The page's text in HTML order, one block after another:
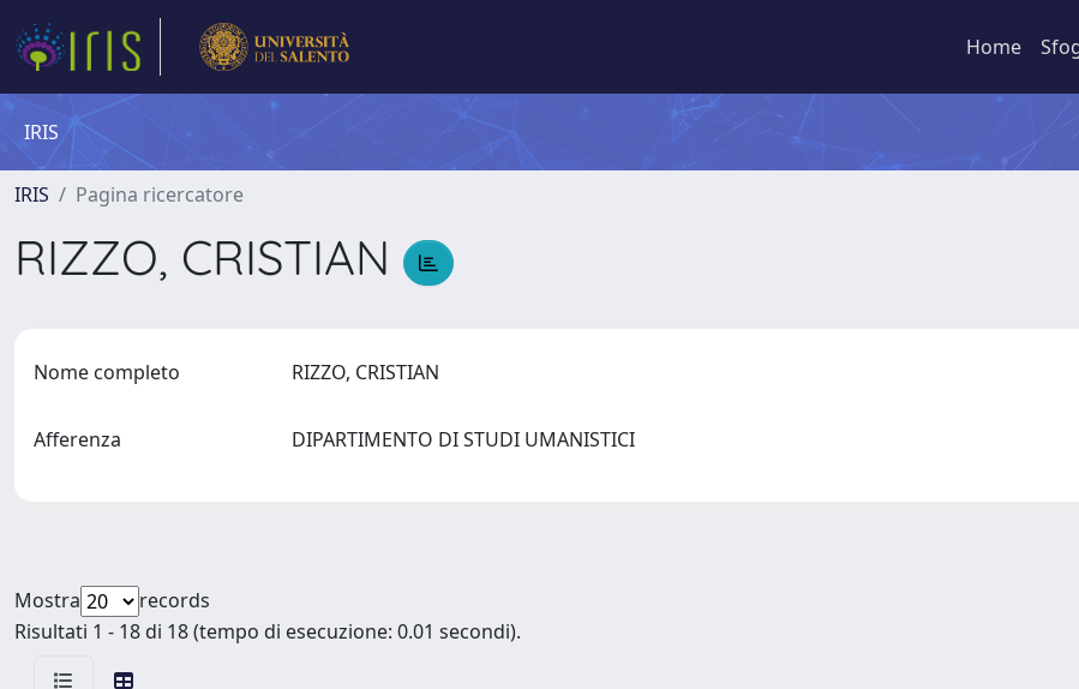
Home
IRIS
IRIS Pagina ricercatore
RIZZO, CRISTIAN
Nome completo RIZZO, CRISTIAN
Afferenza DIPARTIMENTO DI STUDI UMANISTICI
Mostra
records
Risultati 1 - 18 di 18 (tempo di esecuzione: 0.01 secondi).